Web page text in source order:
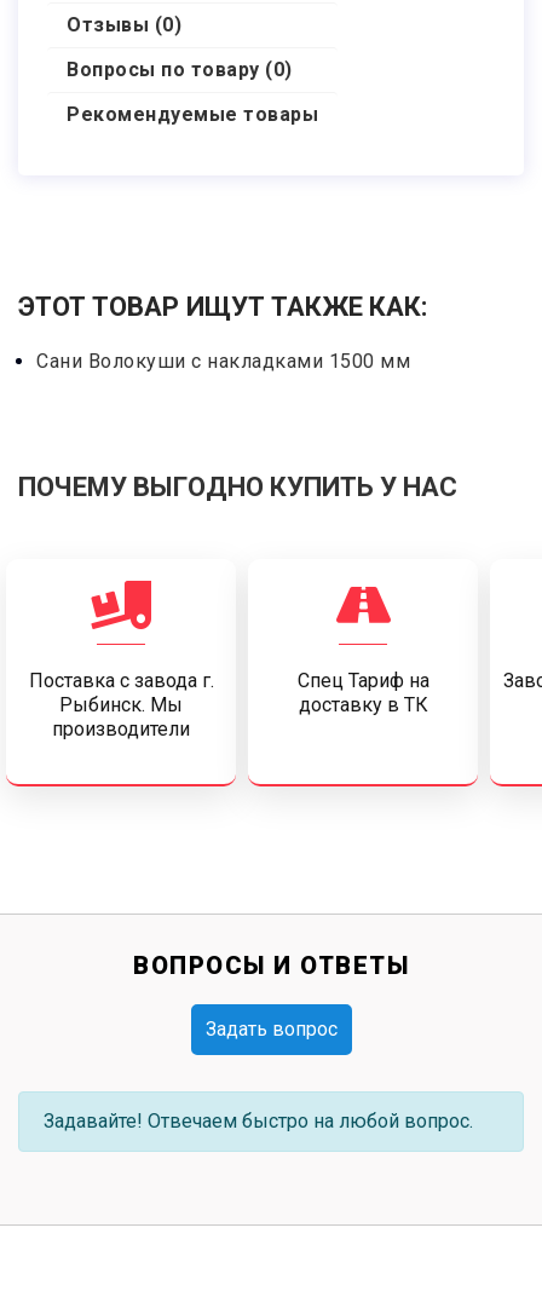
Отзывы (0)
Вопросы по товару (0)
Рекомендуемые товары
ЭТОТ ТОВАР ИЩУТ ТАКЖЕ КАК:
Сани Волокуши с накладками 1500 мм
ПОЧЕМУ ВЫГОДНО КУПИТЬ У НАС
Поставка c завода г.
Рыбинск. Мы
производители
Спец Тариф на
доставку в ТК
ВОПРОСЫ И ОТВЕТЫ
Задать вопрос
Задавайте! Отвечаем быстро на любой вопрос.